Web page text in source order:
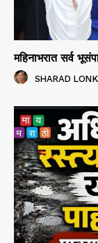
महिनाभरात सर्व
SHARAD